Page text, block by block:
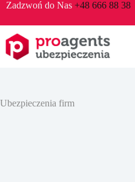
Zadzwoń do Nas +48 666 88 38
Ubezpieczenia firm